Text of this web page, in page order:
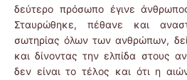
δεύτερο πρόσωπο έγινε
Σταυρώθηκε, πέθανε και
σωτηρίας όλων των ανθρώπων,
και δίνοντας την ελπίδα στους
δεν είναι το τέλος και ότι η